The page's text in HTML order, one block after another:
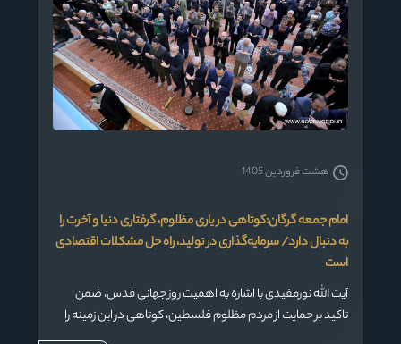
امام جمعه گرگان:کوتاهی در یاری مظلوم، گرفتاری دنیا و آخرت را
به دنبال دارد/ سرمایه‌گذاری در تولید، راه حل مشکلات اقتصادی
است
آیت الله نورمفیدی با اشاره به اهمیت روز جهانی قدس، ضمن
تاکید بر حمایت از مردم مظلوم فلسطین، کوتاهی در این زمینه را
هشت فروردین 1405